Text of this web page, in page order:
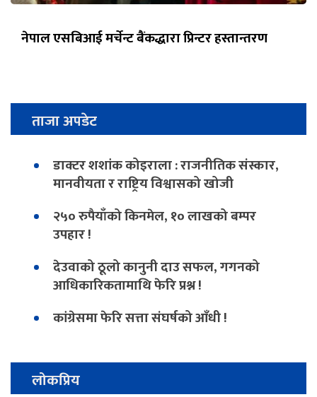
नेपाल एसबिआई मर्चेन्ट बैंकद्धारा प्रिन्टर हस्तान्तरण
ताजा अपडेट
डाक्टर शशांक कोइराला : राजनीतिक संस्कार,
मानवीयता र राष्ट्रिय विश्वासको खोजी
२५० रुपैयाँको किनमेल, १० लाखको बम्पर
उपहार !
देउवाको ठूलो कानुनी दाउ सफल, गगनको
आधिकारिकतामाथि फेरि प्रश्न !
कांग्रेसमा फेरि सत्ता संघर्षको आँधी !
लोकप्रिय